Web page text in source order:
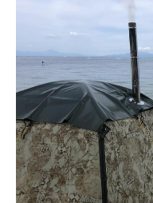
4セット後は波打ち
サウナ後は焚き火を
たりクラムチャウ
ただきました！
琵琶湖の夜の星空も
2日目には田辺温熱
イルロウリュ🤤